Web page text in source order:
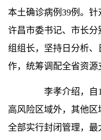
本土确诊病例39例。针
许昌市委书记、市长
组组长，坚持日分析
作，统筹调配全省资源
李孝介绍，自1
高风险区域外，其他
全部实行封闭管理，